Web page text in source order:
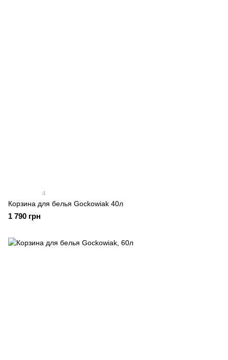
4
Корзина для белья Gockowiak 40л
1 790 грн